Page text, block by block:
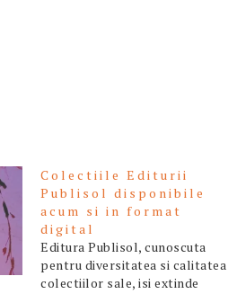
Colectiile Editurii
Publisol disponibile
acum si in format
digital
Editura Publisol, cunoscuta
pentru diversitatea si calitatea
colectiilor sale, isi extinde